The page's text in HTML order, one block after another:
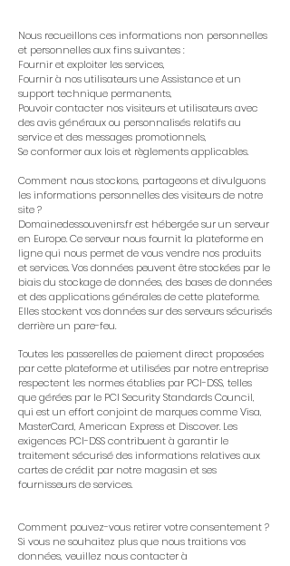
Nous recueillons ces informations non personnelles
et personnelles aux fins suivantes :
Fournir et exploiter les services,
Fournir à nos utilisateurs une Assistance et un
support technique permanents,
Pouvoir contacter nos visiteurs et utilisateurs avec
des avis généraux ou personnalisés relatifs au
service et des messages promotionnels,
Se conformer aux lois et règlements applicables.
Comment nous stockons, partageons et divulguons
les informations personnelles des visiteurs de notre
site ?
Domainedessouvenirs.fr est hébergée sur un serveur
en Europe. Ce serveur nous fournit la plateforme en
ligne qui nous permet de vous vendre nos produits
et services. Vos données peuvent être stockées par le
biais du stockage de données, des bases de données
et des applications générales de cette plateforme.
Elles stockent vos données sur des serveurs sécurisés
derrière un pare-feu.
Toutes les passerelles de paiement direct proposées
par cette plateforme et utilisées par notre entreprise
respectent les normes établies par PCI-DSS, telles
que gérées par le PCI Security Standards Council,
qui est un effort conjoint de marques comme Visa,
MasterCard, American Express et Discover. Les
exigences PCI-DSS contribuent à garantir le
traitement sécurisé des informations relatives aux
cartes de crédit par notre magasin et ses
fournisseurs de services.
Comment pouvez-vous retirer votre consentement ?
Si vous ne souhaitez plus que nous traitions vos
données, veuillez nous contacter à